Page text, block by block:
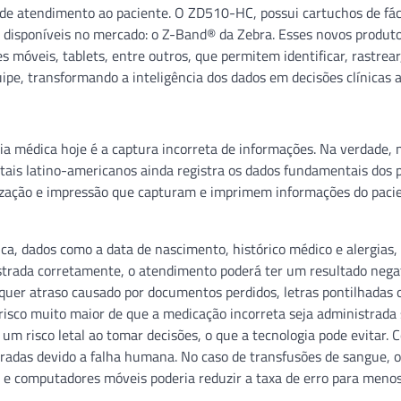
atendimento ao paciente. O ZD510-HC, possui cartuchos de
no mercado: o Z-Band® da Zebra. Esses novos
móveis, tablets, entre outros, que permitem identificar,
transformando a inteligência dos dados em decisões clínicas
médica hoje é a captura incorreta de informações. Na verdade,
latino-americanos ainda registra os dados fundamentais dos
e impressão que capturam e imprimem informações do
dados como a data de nascimento, histórico médico e
corretamente, o atendimento poderá ter um resultado
atraso causado por documentos perdidos, letras pontilhadas
muito maior de que a medicação incorreta seja administrada
risco letal ao tomar decisões, o que a tecnologia pode evitar.
devido a falha humana. No caso de transfusões de sangue,
móveis poderia reduzir a taxa de erro para